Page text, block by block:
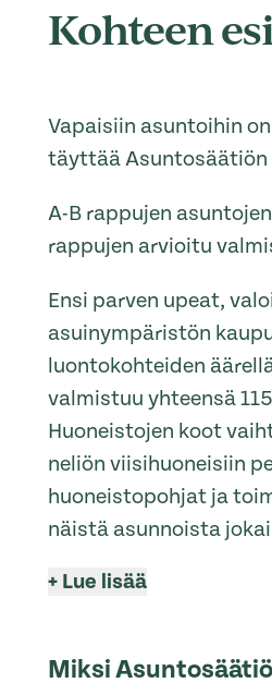
Kohteen
Vapaisiin asuntoihin
täyttää Asuntosäätiön
A-B rappujen
rappujen arvioitu
Ensi parven upeat,
asuinympäristön
luontokohteiden
valmistuu yhteensä
Huoneistojen koot
neliön viisihuoneisiin
huoneistopohjat ja
näistä asunnoista
+ Lue lisää
Miksi